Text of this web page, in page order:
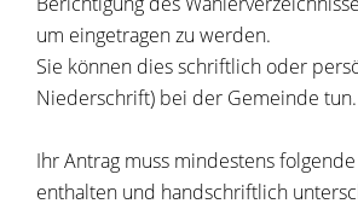
um eingetragen zu werden.
Sie können dies schriftlich oder
Niederschrift) bei der Gemeinde tun.
Ihr Antrag muss mindestens
enthalten und handschriftlich